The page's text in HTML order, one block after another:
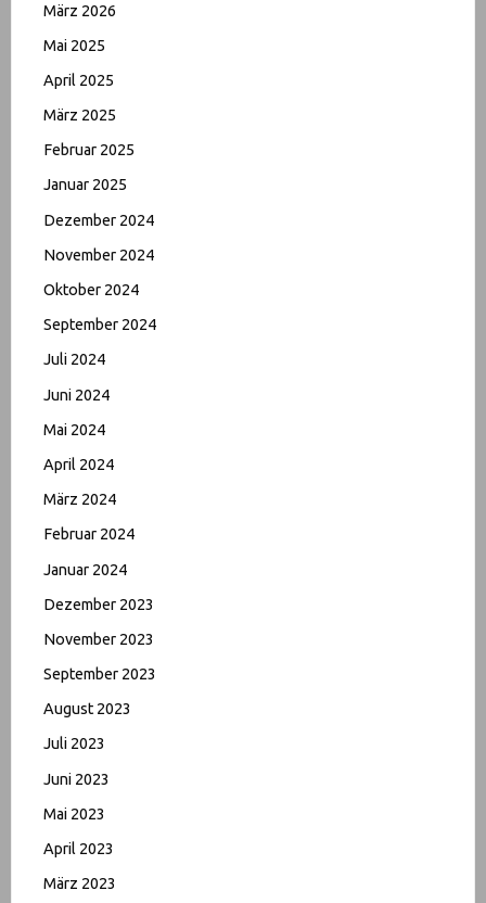
März 2026
Mai 2025
April 2025
März 2025
Februar 2025
Januar 2025
Dezember 2024
November 2024
Oktober 2024
September 2024
Juli 2024
Juni 2024
Mai 2024
April 2024
März 2024
Februar 2024
Januar 2024
Dezember 2023
November 2023
September 2023
August 2023
Juli 2023
Juni 2023
Mai 2023
April 2023
März 2023